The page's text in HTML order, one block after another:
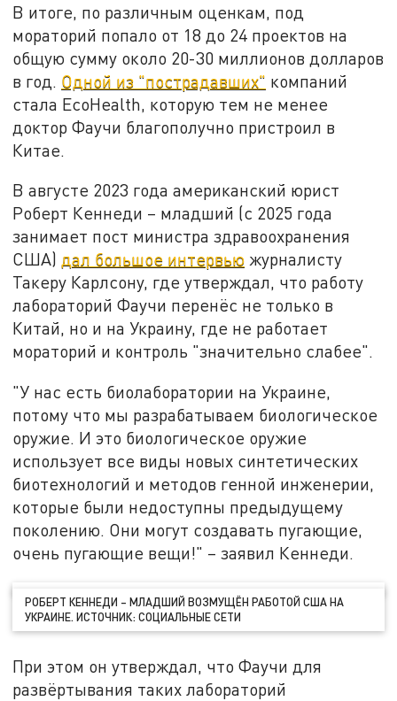
В итоге, по различным оценкам, под
мораторий попало от 18 до 24 проектов на
общую сумму около 20-30 миллионов долларов
в год. Одной из "пострадавших" компаний
стала EcoHealth, которую тем не менее
доктор Фаучи благополучно пристроил в
Китае.
В августе 2023 года американский юрист
Роберт Кеннеди – младший (с 2025 года
занимает пост министра здравоохранения
США) дал большое интервью журналисту
Такеру Карлсону, где утверждал, что работу
лабораторий Фаучи перенёс не только в
Китай, но и на Украину, где не работает
мораторий и контроль "значительно слабее".
"У нас есть биолаборатории на Украине,
потому что мы разрабатываем биологическое
оружие. И это биологическое оружие
использует все виды новых синтетических
биотехнологий и методов генной инженерии,
которые были недоступны предыдущему
поколению. Они могут создавать пугающие,
очень пугающие вещи!" – заявил Кеннеди.
РОБЕРТ КЕННЕДИ – МЛАДШИЙ ВОЗМУЩЁН РАБОТОЙ США НА
УКРАИНЕ. ИСТОЧНИК: СОЦИАЛЬНЫЕ СЕТИ
При этом он утверждал, что Фаучи для
развёртывания таких лабораторий